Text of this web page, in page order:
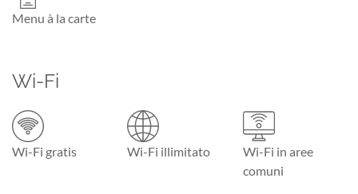
Menu à la carte
Wi-Fi
Wi-Fi gratis Wi-Fi illimitato
Wi-Fi in aree
comuni